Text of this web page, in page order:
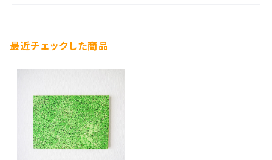
最近チェックした商品